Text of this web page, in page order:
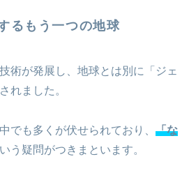
るもう一つの地球
術が発展し、地球とは別に「ジェ
れました。
でも多くが伏せられており、 「な
う疑問がつきまといます。